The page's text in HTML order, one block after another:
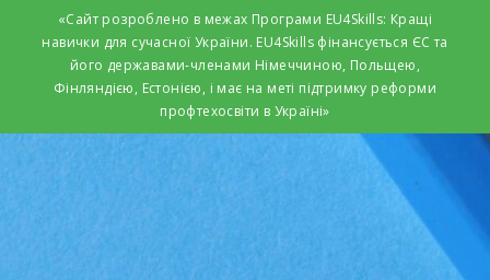
«Сайт розроблено в межах Програми EU4Skills: Кращі
навички для сучасної України. EU4Skills фінансується ЄС та
його державами-членами Німеччиною, Польщею,
Фінляндією, Естонією, і має на меті підтримку реформи
профтехосвіти в Україні»